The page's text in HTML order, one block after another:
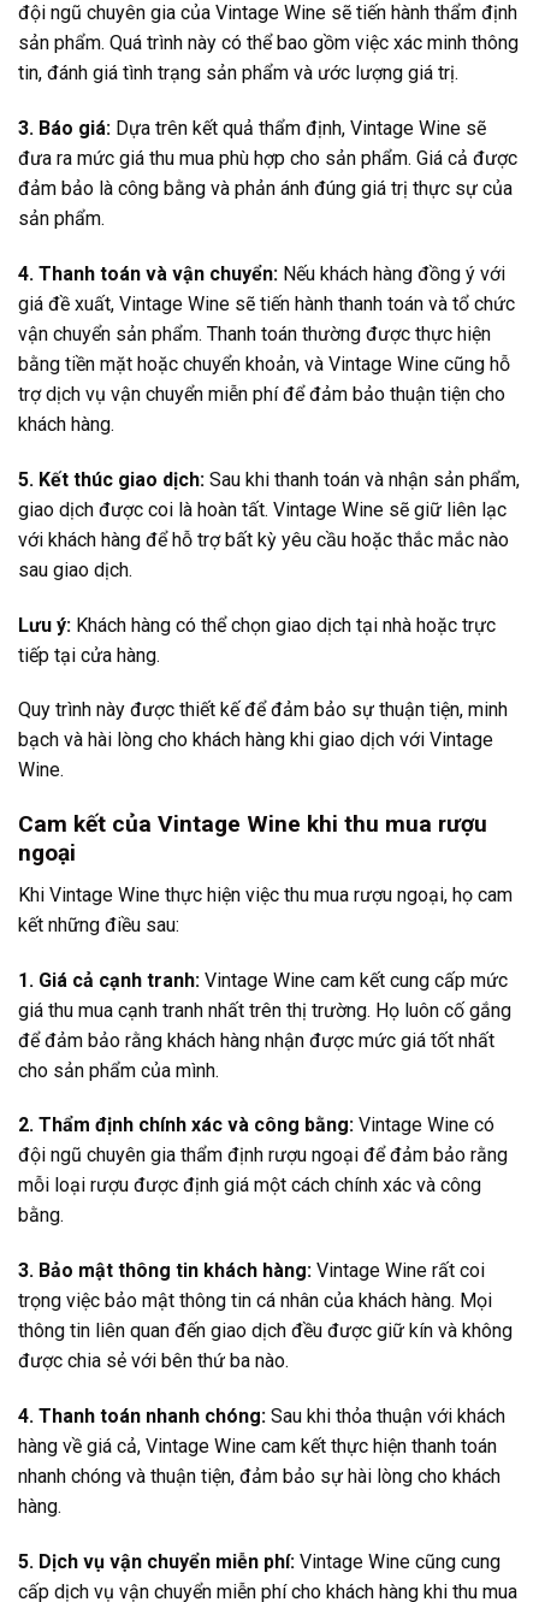
đội ngũ chuyên gia của Vintage Wine sẽ tiến hành thẩm định
sản phẩm. Quá trình này có thể bao gồm việc xác minh thông
tin, đánh giá tình trạng sản phẩm và ước lượng giá trị.
3. Báo giá: Dựa trên kết quả thẩm định, Vintage Wine sẽ
đưa ra mức giá thu mua phù hợp cho sản phẩm. Giá cả được
đảm bảo là công bằng và phản ánh đúng giá trị thực sự của
sản phẩm.
4. Thanh toán và vận chuyển: Nếu khách hàng đồng ý với
giá đề xuất, Vintage Wine sẽ tiến hành thanh toán và tổ chức
vận chuyển sản phẩm. Thanh toán thường được thực hiện
bằng tiền mặt hoặc chuyển khoản, và Vintage Wine cũng hỗ
trợ dịch vụ vận chuyển miễn phí để đảm bảo thuận tiện cho
khách hàng.
5. Kết thúc giao dịch: Sau khi thanh toán và nhận sản phẩm,
giao dịch được coi là hoàn tất. Vintage Wine sẽ giữ liên lạc
với khách hàng để hỗ trợ bất kỳ yêu cầu hoặc thắc mắc nào
sau giao dịch.
Lưu ý: Khách hàng có thể chọn giao dịch tại nhà hoặc trực
tiếp tại cửa hàng.
Quy trình này được thiết kế để đảm bảo sự thuận tiện, minh
bạch và hài lòng cho khách hàng khi giao dịch với Vintage
Wine.
Cam kết của Vintage Wine khi thu mua rượu
ngoại
Khi Vintage Wine thực hiện việc thu mua rượu ngoại, họ cam
kết những điều sau:
1. Giá cả cạnh tranh: Vintage Wine cam kết cung cấp mức
giá thu mua cạnh tranh nhất trên thị trường. Họ luôn cố gắng
để đảm bảo rằng khách hàng nhận được mức giá tốt nhất
cho sản phẩm của mình.
2. Thẩm định chính xác và công bằng: Vintage Wine có
đội ngũ chuyên gia thẩm định rượu ngoại để đảm bảo rằng
mỗi loại rượu được định giá một cách chính xác và công
bằng.
3. Bảo mật thông tin khách hàng: Vintage Wine rất coi
trọng việc bảo mật thông tin cá nhân của khách hàng. Mọi
thông tin liên quan đến giao dịch đều được giữ kín và không
được chia sẻ với bên thứ ba nào.
4. Thanh toán nhanh chóng: Sau khi thỏa thuận với khách
hàng về giá cả, Vintage Wine cam kết thực hiện thanh toán
nhanh chóng và thuận tiện, đảm bảo sự hài lòng cho khách
hàng.
5. Dịch vụ vận chuyển miễn phí: Vintage Wine cũng cung
cấp dịch vụ vận chuyển miễn phí cho khách hàng khi thu mua